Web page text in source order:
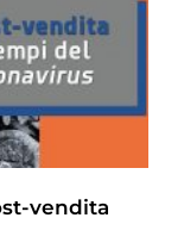
vendita